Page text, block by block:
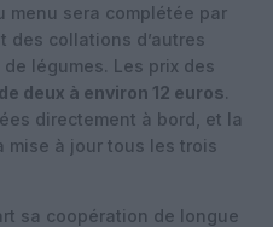
menu sera complétée par
des collations d’autres
légumes. Les prix des
de deux à environ 12 euros.
directement à bord, et la
mise à jour tous les trois
sa coopération de longue